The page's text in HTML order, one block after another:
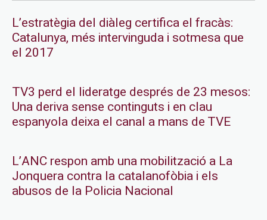
L’estratègia del diàleg certifica el fracàs:
Catalunya, més intervinguda i sotmesa que
el 2017
TV3 perd el lideratge després de 23 mesos:
Una deriva sense continguts i en clau
espanyola deixa el canal a mans de TVE
L’ANC respon amb una mobilització a La
Jonquera contra la catalanofòbia i els
abusos de la Policia Nacional